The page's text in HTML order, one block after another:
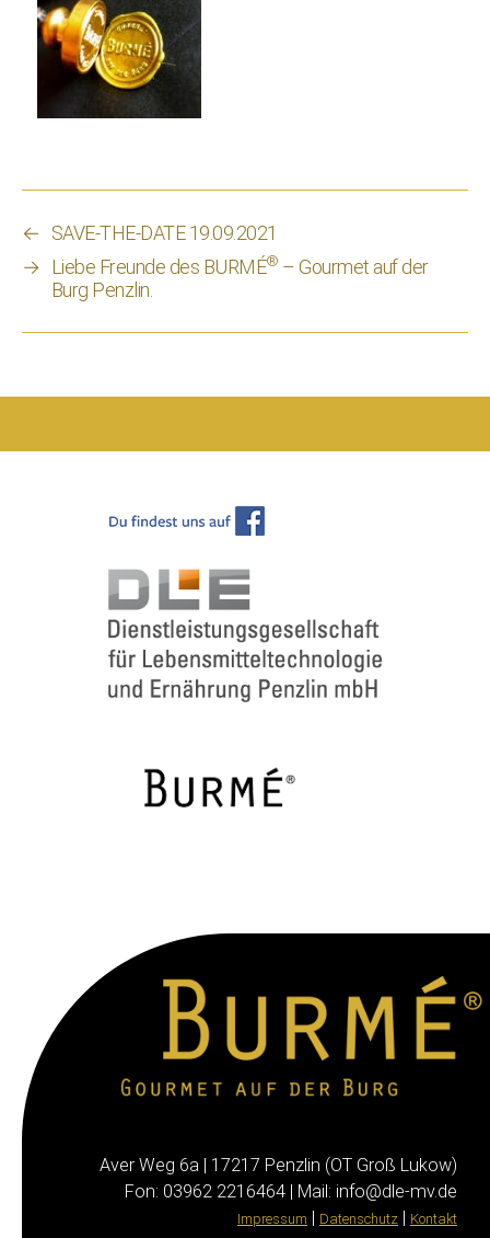
←
SAVE-THE-DATE 19.09.2021
→ Liebe Freunde des BURMÉ® – Gourmet auf der
Burg Penzlin.
Aver Weg 6a | 17217 Penzlin (OT Groß Lukow)
Fon: 03962 2216464 | Mail: info@dle-mv.de
Impressum | Datenschutz | Kontakt